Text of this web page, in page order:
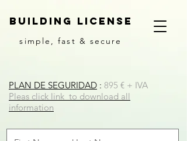
building license
simple, fast & secure
PLAN DE SEGURIDAD : 895 € + IVA
Pleas click link to download all
information